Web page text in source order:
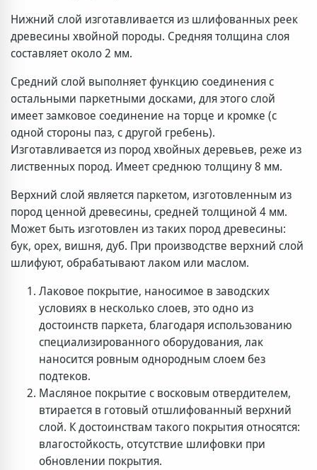
Нижний слой изготавливается из шлифованных реек
древесины хвойной породы. Средняя толщина слоя
составляет около 2 мм.
Средний слой выполняет функцию соединения с
остальными паркетными досками, для этого слой
имеет замковое соединение на торце и кромке (с
одной стороны паз, с другой гребень).
Изготавливается из пород хвойных деревьев, реже из
лиственных пород. Имеет среднюю толщину 8 мм.
Верхний слой является паркетом, изготовленным из
пород ценной древесины, средней толщиной 4 мм.
Может быть изготовлен из таких пород древесины:
бук, орех, вишня, дуб. При производстве верхний слой
шлифуют, обрабатывают лаком или маслом.
Лаковое покрытие, наносимое в заводских
условиях в несколько слоев, это одно из
достоинств паркета, благодаря использованию
специализированного оборудования, лак
наносится ровным однородным слоем без
подтеков.
Масляное покрытие с восковым отвердителем,
втирается в готовый отшлифованный верхний
слой. К достоинствам такого покрытия относятся:
влагостойкость, отсутствие шлифовки при
обновлении покрытия.